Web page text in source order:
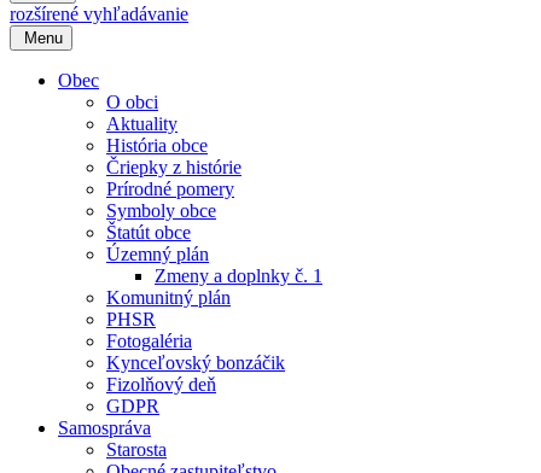
rozšírené vyhľadávanie
Menu
Obec
O obci
Aktuality
História obce
Čriepky z histórie
Prírodné pomery
Symboly obce
Štatút obce
Územný plán
Zmeny a doplnky č. 1
Komunitný plán
PHSR
Fotogaléria
Kynceľovský bonzáčik
Fizolňový deň
GDPR
Samospráva
Starosta